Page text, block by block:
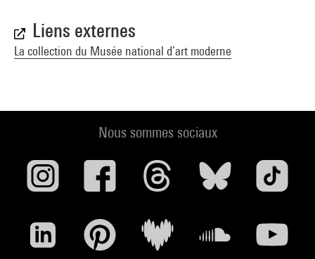
Liens externes
La collection du Musée national d’art moderne
Nous sommes sociaux